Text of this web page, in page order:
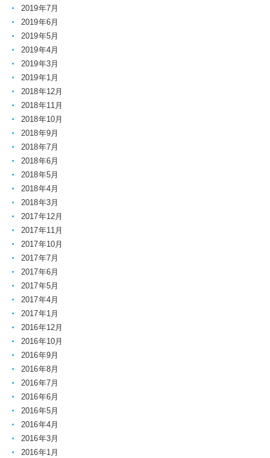
2019年7月
2019年6月
2019年5月
2019年4月
2019年3月
2019年1月
2018年12月
2018年11月
2018年10月
2018年9月
2018年7月
2018年6月
2018年5月
2018年4月
2018年3月
2017年12月
2017年11月
2017年10月
2017年7月
2017年6月
2017年5月
2017年4月
2017年1月
2016年12月
2016年10月
2016年9月
2016年8月
2016年7月
2016年6月
2016年5月
2016年4月
2016年3月
2016年1月